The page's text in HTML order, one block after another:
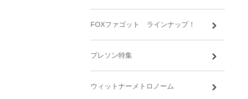
FOXファゴット ラインナップ！
プレソン特集
ウィットナーメトロノーム